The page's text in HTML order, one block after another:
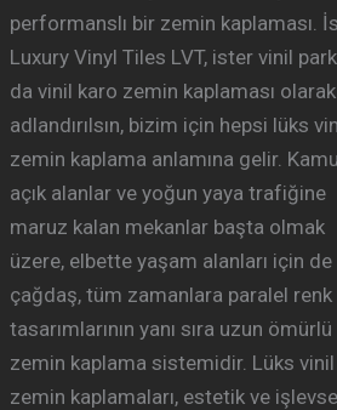
performanslı bir zemin kaplaması.
Luxury Vinyl Tiles LVT, ister vinil
da vinil karo zemin kaplaması olarak
adlandırılsın, bizim için hepsi lüks
zemin kaplama anlamına gelir.
açık alanlar ve yoğun yaya trafiğine
maruz kalan mekanlar başta olmak
üzere, elbette yaşam alanları için de
çağdaş, tüm zamanlara paralel renk
tasarımlarının yanı sıra uzun
zemin kaplama sistemidir. Lüks vinil
zemin kaplamaları, estetik ve